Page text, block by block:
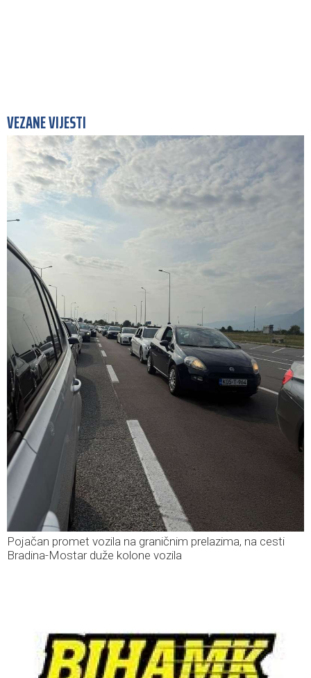
VEZANE VIJESTI
Pojačan promet vozila na graničnim prelazima, na cesti
Bradina-Mostar duže kolone vozila